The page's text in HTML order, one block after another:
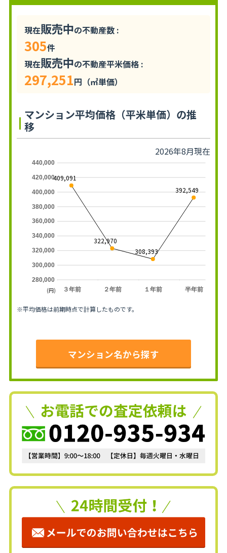
現在販売中の不動産数 :
305件
現在販売中の不動産平米価格 :
297,251円（㎡単価）
マンション平均価格（平米単価）の推
移
2026年8月現在
３年前 ２年前 １年前 半年前
280,000
300,000
320,000
340,000
360,000
380,000
400,000
420,000
440,000
409,091
322,970
308,393
392,549
(円)
※平均価格は前期時点で計算したものです。
マンション名から探す